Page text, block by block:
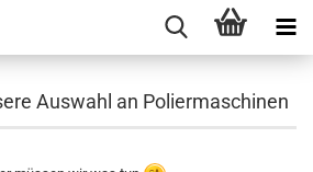
Auswahl an Poliermaschinen